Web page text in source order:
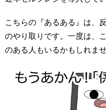
こちらの『あるある』は、
のやり取りです。一度は、
のある人もいるかもしれませ